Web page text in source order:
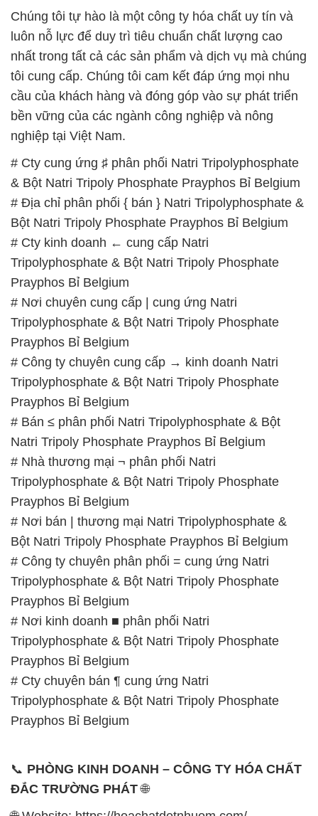
Chúng tôi tự hào là một công ty hóa chất uy tín và
luôn nỗ lực để duy trì tiêu chuẩn chất lượng cao
nhất trong tất cả các sản phẩm và dịch vụ mà chúng
tôi cung cấp. Chúng tôi cam kết đáp ứng mọi nhu
cầu của khách hàng và đóng góp vào sự phát triển
bền vững của các ngành công nghiệp và nông
nghiệp tại Việt Nam.
# Cty cung ứng ♯ phân phối Natri Tripolyphosphate
& Bột Natri Tripoly Phosphate Prayphos Bỉ Belgium
# Địa chỉ phân phối { bán } Natri Tripolyphosphate &
Bột Natri Tripoly Phosphate Prayphos Bỉ Belgium
# Cty kinh doanh ← cung cấp Natri
Tripolyphosphate & Bột Natri Tripoly Phosphate
Prayphos Bỉ Belgium
# Nơi chuyên cung cấp | cung ứng Natri
Tripolyphosphate & Bột Natri Tripoly Phosphate
Prayphos Bỉ Belgium
# Công ty chuyên cung cấp → kinh doanh Natri
Tripolyphosphate & Bột Natri Tripoly Phosphate
Prayphos Bỉ Belgium
# Bán ≤ phân phối Natri Tripolyphosphate & Bột
Natri Tripoly Phosphate Prayphos Bỉ Belgium
# Nhà thương mại ¬ phân phối Natri
Tripolyphosphate & Bột Natri Tripoly Phosphate
Prayphos Bỉ Belgium
# Nơi bán | thương mại Natri Tripolyphosphate &
Bột Natri Tripoly Phosphate Prayphos Bỉ Belgium
# Công ty chuyên phân phối = cung ứng Natri
Tripolyphosphate & Bột Natri Tripoly Phosphate
Prayphos Bỉ Belgium
# Nơi kinh doanh ■ phân phối Natri
Tripolyphosphate & Bột Natri Tripoly Phosphate
Prayphos Bỉ Belgium
# Cty chuyên bán ¶ cung ứng Natri
Tripolyphosphate & Bột Natri Tripoly Phosphate
Prayphos Bỉ Belgium
📞 PHÒNG KINH DOANH – CÔNG TY HÓA CHẤT
ĐẮC TRƯỜNG PHÁT🌐